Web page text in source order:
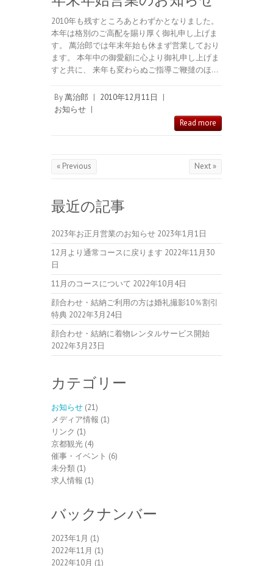
2010年も残すところあとわずかとなりました。
本年は格別のご高配を賜り厚く御礼申し上げま
す。 萬治郎では年末年始も休まず営業しており
ます。 本年中の御愛顧に心より御礼申し上げま
すと共に、 来年も変わらぬご指導ご鞭撻のほ…
By萬治郎 | 2010年12月11日
|
お知らせ |
Read more
« Previous Next »
最近の記事
2023年お正月営業のお知らせ 2023年1月1日
12月より通常コースに戻ります 2022年11月30
日
11月のコースについて 2022年10月4日
顔合わせ・結納ご利用の方は婚礼撮影10％割引
特典 2022年3月24日
顔合わせ・結納に着物レンタルサービス開始
2022年3月23日
カテゴリー
お知らせ (21)
メディア情報 (1)
リンク (1)
京都観光 (4)
催事・イベント (6)
未分類 (1)
求人情報 (1)
バックナンバー
2023年1月 (1)
2022年11月 (1)
2022年10月 (1)